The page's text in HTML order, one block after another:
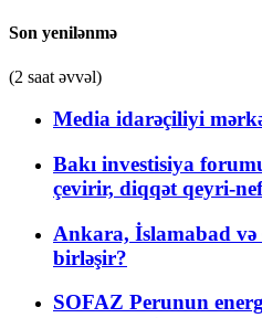
Son yenilənmə
(2 saat əvvəl)
Media idarəçiliyi
Bakı investisiya
çevirir, diqqət qeyri-
Ankara, İslamabad
birləşir?
SOFAZ Perunun